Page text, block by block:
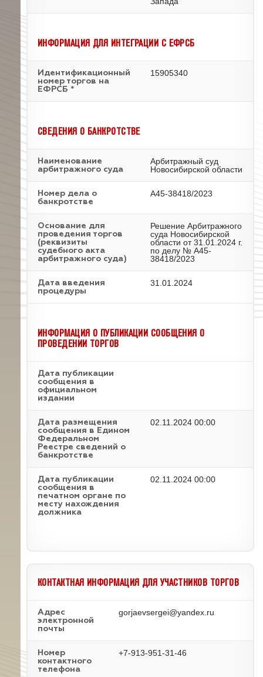
ИНФОРМАЦИЯ ДЛЯ ИНТЕГРАЦИИ С ЕФРСБ
Идентификационный
номер торгов на
ЕФРСБ *
15905340
СВЕДЕНИЯ О БАНКРОТСТВЕ
Наименование
арбитражного суда
Арбитражный суд
Новосибирской области
Номер дела о
банкротстве
А45-38418/2023
Основание для
проведения торгов
(реквизиты
судебного акта
арбитражного суда)
Решение Арбитражного
суда Новосибирской
области от 31.01.2024 г.
по делу № А45-
38418/2023
Дата введения
процедуры
31.01.2024
ИНФОРМАЦИЯ О ПУБЛИКАЦИИ СООБЩЕНИЯ О
ПРОВЕДЕНИИ ТОРГОВ
Дата публикации
сообщения в
официальном
издании
Дата размещения
сообщения в Едином
Федеральном
Реестре сведений о
банкротстве
02.11.2024 00:00
Дата публикации
сообщения в
печатном органе по
месту нахождения
должника
02.11.2024 00:00
КОНТАКТНАЯ ИНФОРМАЦИЯ ДЛЯ УЧАСТНИКОВ ТОРГОВ
Адрес
электронной
почты
gorjaevsergei@yandex.ru
Номер
контактного
телефона
+7-913-951-31-46